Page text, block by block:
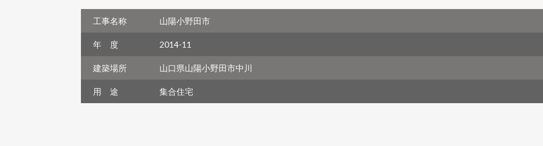
工事名称 山陽小野田市
年 度 2014-11
建築場所 山口県山陽小野田市中川
用 途 集合住宅